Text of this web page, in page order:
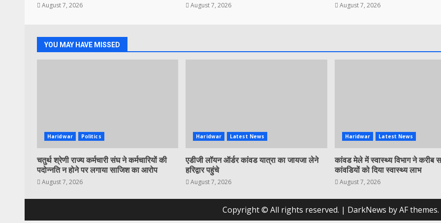
August 7, 2026 August 7, 2026 August 7, 2026
YOU MAY HAVE MISSED
Haridwar Politics
चतुर्थ श्रेणी राज्य कर्मचारी संघ ने कर्मचारियों की
पदोन्नति न होने पर लगाया साजिश का आरोप
August 7, 2026
Haridwar Latest News
एडीजी लॉयन ऑर्डर कांवड यात्रा का जायजा लेने
हरिद्वार पहुंचे
August 7, 2026
Haridwar Latest News
कांवड मेले में स्वास्थ्य विभाग ने करीब
कांवडियों को दिया स्वास्थ्य लाभ
August 7, 2026
Copyright © All rights reserved. | DarkNews by AF themes.